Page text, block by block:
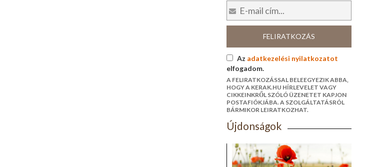
FELIRATKOZÁS
Az adatkezelési nyilatkozatot
elfogadom.
A FELIRATKOZÁSSAL BELEEGYEZIK ABBA,
HOGY A KERAK.HU HÍRLEVELET VAGY
CIKKEINKRŐL SZÓLÓ ÜZENETET KAPJON
POSTAFIÓKJÁBA. A SZOLGÁLTATÁSRÓL
BÁRMIKOR LEIRATKOZHAT.
Újdonságok